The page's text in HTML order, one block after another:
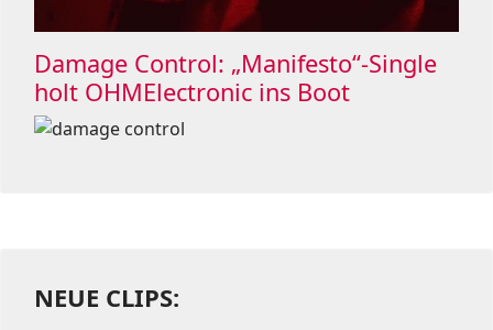
Damage Control: „Manifesto“-Single
holt OHMElectronic ins Boot
NEUE CLIPS: